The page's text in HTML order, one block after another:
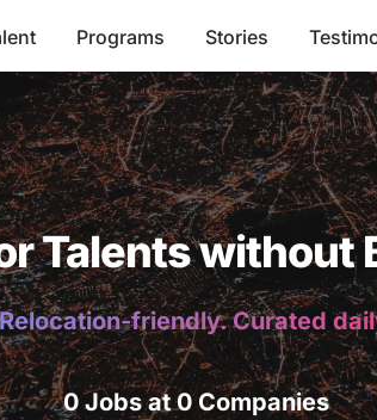
Programs Stories
Talents without
friendly. Curated
0 Jobs at 0 Companies